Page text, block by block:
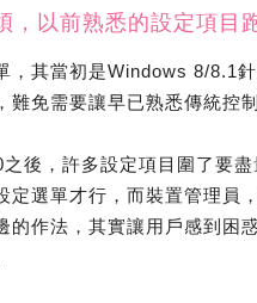
，以前熟悉的設定項目
，其當初是Windows 8/8.1
難免需要讓早已熟悉傳統控
後，許多設定項目圍了要
定選單才行，而裝置管理員
的作法，其實讓用戶感到困